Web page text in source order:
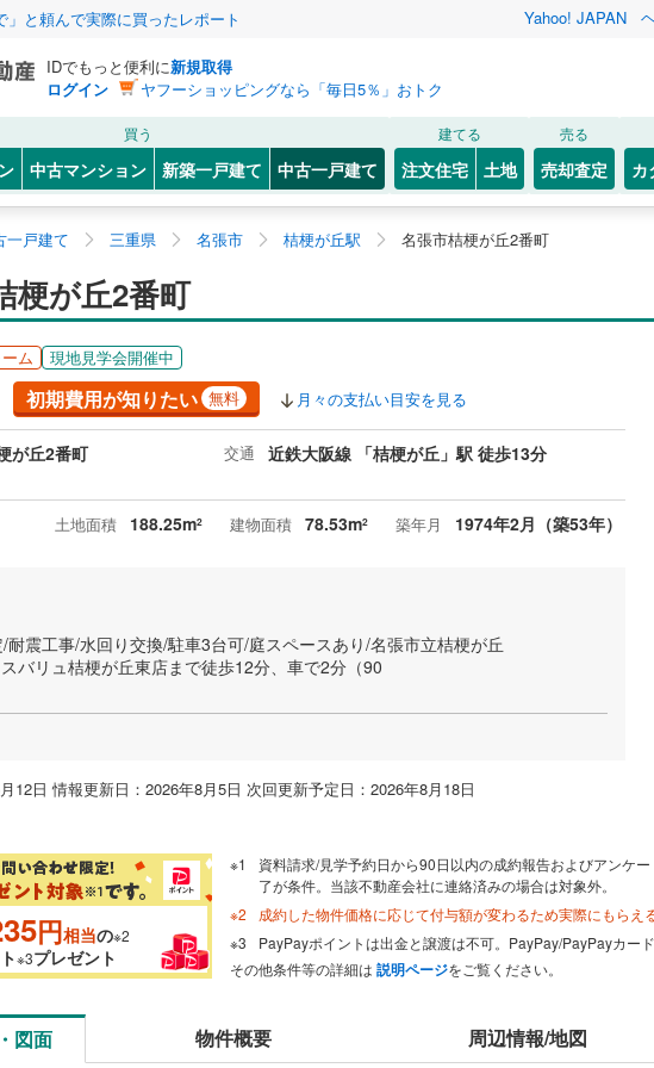
と頼んで実際に買ったレポート Yahoo! JAPAN
IDでもっと便利に新規取得
ログイン
ヤフーショッピングなら「毎日5％」おトク
買う
中古マンション 新築一戸建て 中古一戸建て
建てる
注文住宅 土地
売る
売却査定 カ
一戸建て 三重県 名張市 桔梗が丘駅 名張市桔梗が丘2番町
梗が丘2番町
ム 現地見学会開催中
初期費用が知りたい 無料 月々の支払い目安を見る
が丘2番町 交通 近鉄大阪線 「桔梗が丘」駅 徒歩13分
土地面積 188.25m2 建物面積 78.53m2 築年月 1974年2月（築53年）
耐震工事/水回り交換/駐車3台可/庭スペースあり/名張市立桔梗が丘
バリュ桔梗が丘東店まで徒歩12分、車で2分（90
12日 情報更新日：2026年8月5日 次回更新予定日：2026年8月18日
円相当の※2
※3プレゼント
資料請求/見学予約日から90日以内の成約報告およびアンケ
了が条件。当該不動産会社に連絡済みの場合は対象外。
成約した物件価格に応じて付与額が変わるため実際にもらえ
PayPayポイントは出金と譲渡は不可。PayPay/PayPayカー
その他条件等の詳細は 説明ページをご覧ください。
図面 物件概要 周辺情報/地図